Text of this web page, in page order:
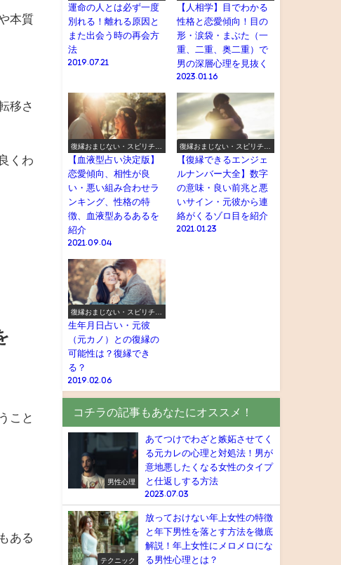
本質
移さ
くわ
こと
ある
アル
運命の人とは必ず一度
別れる！離れる原因と
また出会う時の再会方
法
2019.07.21
アル
【人相学】目でわかる
性格と恋愛傾向！目の
形・涙袋・まぶた（一
重、二重、奥二重）で
男の深層心理を見抜く
2023.01.16
復縁おまじない・スピリチュ
アル
【血液型占い決定版】
恋愛傾向、相性が良
い・悪い組み合わせラ
ンキング、性格の特
徴、血液型あるあるを
紹介
2021.09.04
復縁おまじない・スピリチュ
アル
【復縁できるエンジェ
ルナンバー大全】数字
の意味・良い前兆と悪
いサイン・元彼から連
絡がくるゾロ目を紹介
2021.01.23
復縁おまじない・スピリチュ
アル
生年月日占い・元彼
（元カノ）との復縁の
可能性は？復縁でき
る？
2019.02.06
コチラの記事もあなたにオススメ！
男性心理
あてつけでわざと嫉妬させてく
る元カレの心理と対処法！男が
意地悪したくなる女性のタイプ
と仕返しする方法
2023.07.03
テクニック
放っておけない年上女性の特徴
と年下男性を落とす方法を徹底
解説！年上女性にメロメロにな
る男性心理とは？